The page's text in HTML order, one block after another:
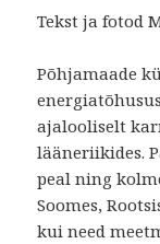
Tekst ja fotod
Põhjamaade
ajalooliselt
lääneriikides.
peal ning
Soomes,
kui need